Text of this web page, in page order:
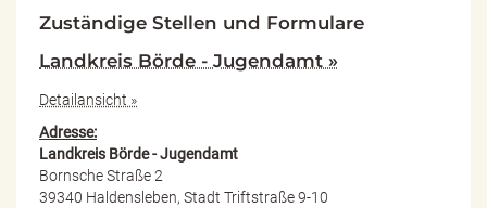
Zuständige Stellen und Formulare
Landkreis Börde - Jugendamt »
Detailansicht »
Adresse:
Landkreis Börde - Jugendamt
Bornsche Straße 2
39340 Haldensleben, Stadt Triftstraße 9-10